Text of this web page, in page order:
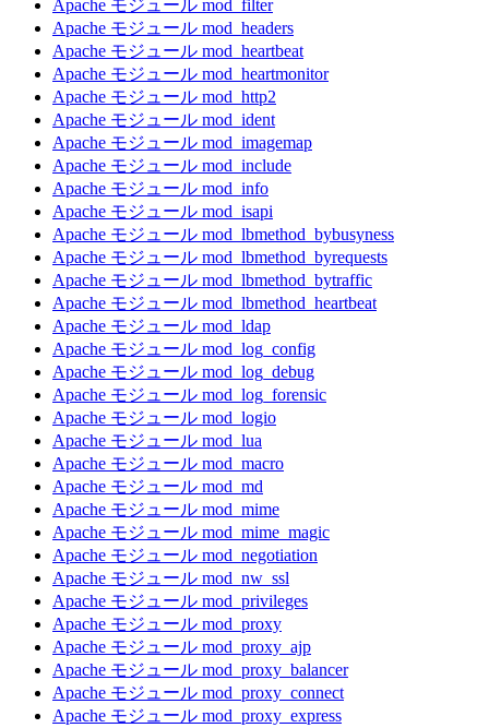
Apache モジュール mod_filter
Apache モジュール mod_headers
Apache モジュール mod_heartbeat
Apache モジュール mod_heartmonitor
Apache モジュール mod_http2
Apache モジュール mod_ident
Apache モジュール mod_imagemap
Apache モジュール mod_include
Apache モジュール mod_info
Apache モジュール mod_isapi
Apache モジュール mod_lbmethod_bybusyness
Apache モジュール mod_lbmethod_byrequests
Apache モジュール mod_lbmethod_bytraffic
Apache モジュール mod_lbmethod_heartbeat
Apache モジュール mod_ldap
Apache モジュール mod_log_config
Apache モジュール mod_log_debug
Apache モジュール mod_log_forensic
Apache モジュール mod_logio
Apache モジュール mod_lua
Apache モジュール mod_macro
Apache モジュール mod_md
Apache モジュール mod_mime
Apache モジュール mod_mime_magic
Apache モジュール mod_negotiation
Apache モジュール mod_nw_ssl
Apache モジュール mod_privileges
Apache モジュール mod_proxy
Apache モジュール mod_proxy_ajp
Apache モジュール mod_proxy_balancer
Apache モジュール mod_proxy_connect
Apache モジュール mod_proxy_express